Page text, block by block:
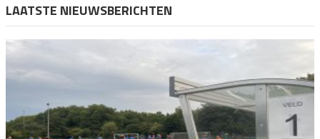
LAATSTE NIEUWSBERICHTEN